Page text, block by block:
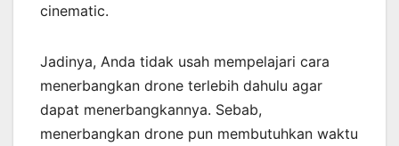
cinematic.
Jadinya, Anda tidak usah mempelajari cara
menerbangkan drone terlebih dahulu agar
dapat menerbangkannya. Sebab,
menerbangkan drone pun membutuhkan waktu